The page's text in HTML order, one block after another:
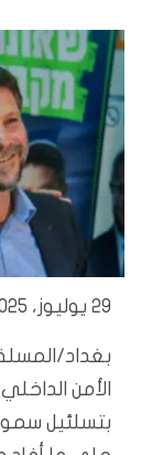
29 يوليوز، 2025
بغداد/
الأمن
بتسلئيل